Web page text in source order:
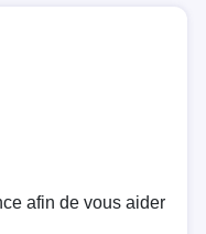
afin de vous aider